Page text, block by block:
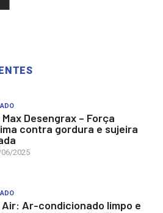
Max Desengrax – Força
contra gordura e sujeira
2025
Air: Ar-condicionado limpo e